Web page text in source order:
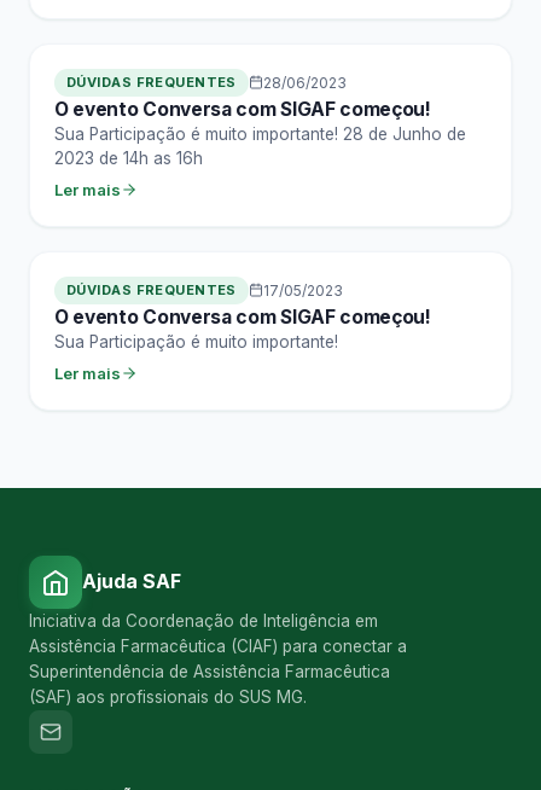
DÚVIDAS FREQUENTES 28/06/2023
O evento Conversa com SIGAF começou!
Sua Participação é muito importante! 28 de Junho de
2023 de 14h as 16h
Ler mais
DÚVIDAS FREQUENTES 17/05/2023
O evento Conversa com SIGAF começou!
Sua Participação é muito importante!
Ler mais
Ajuda SAF
Iniciativa da Coordenação de Inteligência em
Assistência Farmacêutica (CIAF) para conectar a
Superintendência de Assistência Farmacêutica
(SAF) aos profissionais do SUS MG.